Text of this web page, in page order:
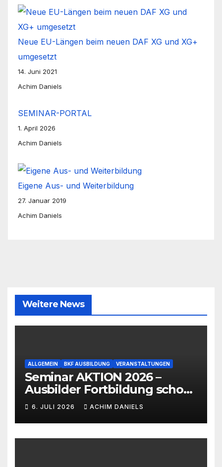
Neue EU-Längen beim neuen DAF XG und XG+
umgesetzt
14. Juni 2021
Achim Daniels
SEMINAR-PORTAL
1. April 2026
Achim Daniels
Eigene Aus- und Weiterbildung
27. Januar 2019
Achim Daniels
Weitere News
ALLGEMEIN BKF AUSBILDUNG VERANSTALTUNGEN
Seminar AKTION 2026 –
Ausbilder Fortbildung schon
ab 399€!!!
6. JULI 2026 ACHIM DANIELS